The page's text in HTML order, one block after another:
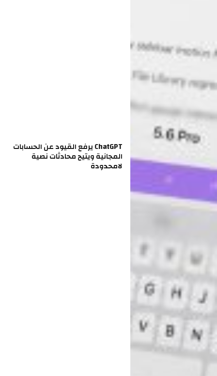
ChatGPT يرفع القيود عن الحسابات
المجانية ويتيح محادثات نصية
لامحدودة